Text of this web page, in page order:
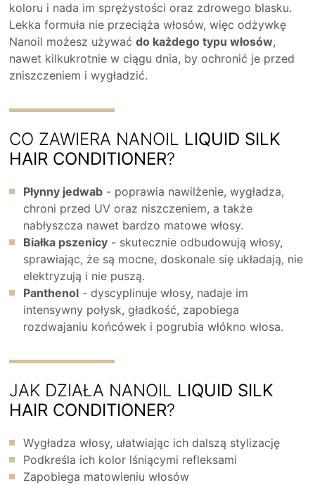
koloru i nada im sprężystości oraz zdrowego blasku.
Lekka formuła nie przeciąża włosów, więc odżywkę
Nanoil możesz używaćdo każdego typu włosów,
nawet kilkukrotnie w ciągu dnia, by ochronić je przed
zniszczeniem i wygładzić.
CO ZAWIERA NANOIL LIQUID SILK
HAIR CONDITIONER?
Płynny jedwab - poprawia nawilżenie, wygładza,
chroni przed UV oraz niszczeniem, a także
nabłyszcza nawet bardzo matowe włosy.
Białka pszenicy - skutecznie odbudowują włosy,
sprawiając, że są mocne, doskonale się układają, nie
elektryzują i nie puszą.
Panthenol - dyscyplinuje włosy, nadaje im
intensywny połysk, gładkość, zapobiega
rozdwajaniu końcówek i pogrubia włókno włosa.
JAK DZIAŁA NANOIL LIQUID SILK
HAIR CONDITIONER?
Wygładza włosy, ułatwiając ich dalszą stylizację
Podkreśla ich kolor lśniącymi refleksami
Zapobiega matowieniu włosów